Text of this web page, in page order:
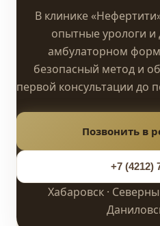
В клинике
опытные урологи и
амбулаторном
безопасный метод и
первой консультации до
Позвонить в
+7 (4212)
Хабаровск ·